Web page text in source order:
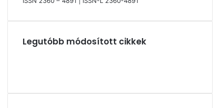
Legutóbb módosított cikkek